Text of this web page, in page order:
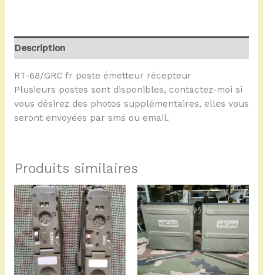
Description
RT-68/GRC fr poste émetteur récepteur
Plusieurs postes sont disponibles, contactez-moi si
vous désirez des photos supplémentaires, elles vous
seront envoyées par sms ou email.
Produits similaires